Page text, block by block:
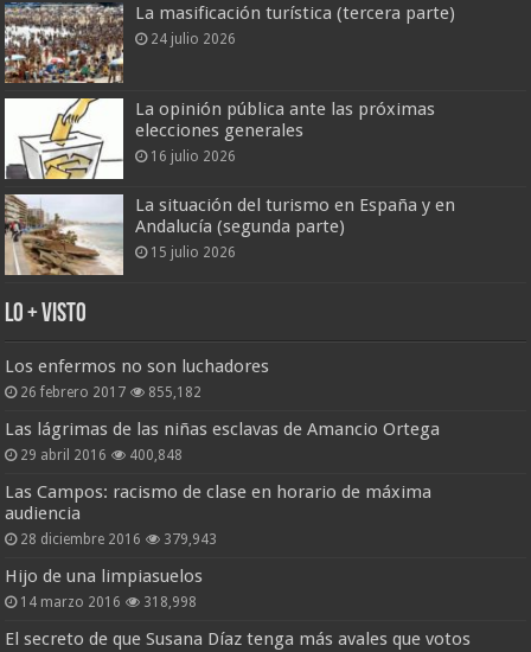
La masificación turística (tercera parte)
24 julio 2026
La opinión pública ante las próximas
elecciones generales
16 julio 2026
La situación del turismo en España y en
Andalucía (segunda parte)
15 julio 2026
Lo + Visto
Los enfermos no son luchadores
26 febrero 2017 855,182
Las lágrimas de las niñas esclavas de Amancio Ortega
29 abril 2016 400,848
Las Campos: racismo de clase en horario de máxima
audiencia
28 diciembre 2016 379,943
Hijo de una limpiasuelos
14 marzo 2016 318,998
El secreto de que Susana Díaz tenga más avales que votos